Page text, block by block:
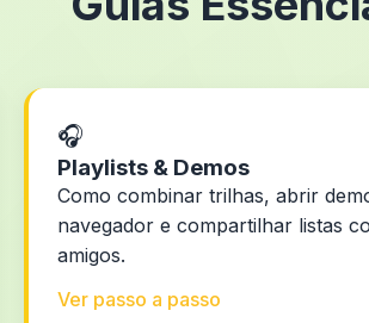
🎧
Playlists & Demos
Como combinar trilhas, abrir
navegador e compartilhar listas
amigos.
Ver passo a passo